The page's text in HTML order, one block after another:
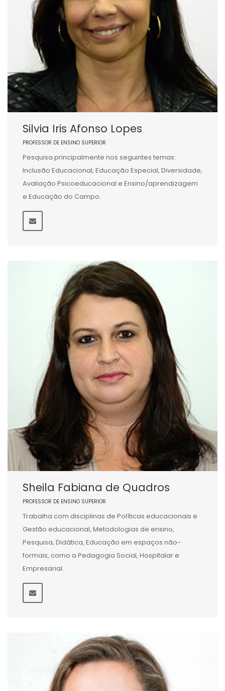
Silvia Iris Afonso Lopes
PROFESSOR DE ENSINO SUPERIOR
Pesquisa principalmente nos seguintes temas:
Inclusão Educacional, Educação Especial, Diversidade,
Avaliação Psicoeducacional e Ensino/aprendizagem
e Educação do Campo.
Sheila Fabiana de Quadros
PROFESSOR DE ENSINO SUPERIOR
Trabalha com disciplinas de Políticas educacionais e
Gestão educacional, Metodologias de ensino,
Pesquisa, Didática, Educação em espaços não-
formais, como a Pedagogia Social, Hospitalar e
Empresarial.